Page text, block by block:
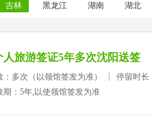
吉林 黑龙江 湖南 湖北
人旅游签证5年多次沈阳送签
：多次（以领馆签发为准）
停留时长
期：5年,以使领馆签发为准